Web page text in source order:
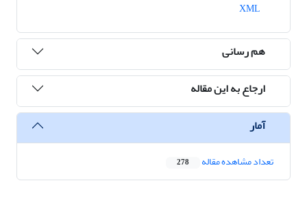
هم رسانی
ارجاع به این مقاله
آمار
تعداد مشاهده مقاله 278